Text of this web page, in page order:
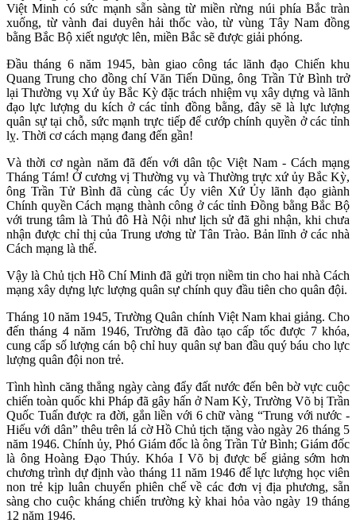
Việt Minh có sức mạnh sẵn sàng từ miền rừng núi phía Bắc tràn
xuống, từ vành đai duyên hải thốc vào, từ vùng Tây Nam đồng
bằng Bắc Bộ xiết ngược lên, miền Bắc sẽ được giải phóng.
Đầu tháng 6 năm 1945, bàn giao công tác lãnh đạo Chiến khu
Quang Trung cho đồng chí Văn Tiến Dũng, ông Trần Tử Bình trở
lại Thường vụ Xứ ủy Bắc Kỳ đặc trách nhiệm vụ xây dựng và lãnh
đạo lực lượng du kích ở các tỉnh đồng bằng, đây sẽ là lực lượng
quân sự tại chỗ, sức mạnh trực tiếp để cướp chính quyền ở các tỉnh
lỵ. Thời cơ cách mạng đang đến gần!
Và thời cơ ngàn năm đã đến với dân tộc Việt Nam - Cách mạng
Tháng Tám! Ở cương vị Thường vụ và Thường trực xứ ủy Bắc Kỳ,
ông Trần Tử Bình đã cùng các Ủy viên Xứ Ủy lãnh đạo giành
Chính quyền Cách mạng thành công ở các tỉnh Đồng bằng Bắc Bộ
với trung tâm là Thủ đô Hà Nội như lịch sử đã ghi nhận, khi chưa
nhận được chỉ thị của Trung ương từ Tân Trào. Bản lĩnh ở các nhà
Cách mạng là thế.
Vậy là Chủ tịch Hồ Chí Minh đã gửi trọn niềm tin cho hai nhà Cách
mạng xây dựng lực lượng quân sự chính quy đầu tiên cho quân đội.
Tháng 10 năm 1945, Trường Quân chính Việt Nam khai giảng. Cho
đến tháng 4 năm 1946, Trường đã đào tạo cấp tốc được 7 khóa,
cung cấp số lượng cán bộ chỉ huy quân sự ban đầu quý báu cho lực
lượng quân đội non trẻ.
Tình hình căng thẳng ngày càng đẩy đất nước đến bên bờ vực cuộc
chiến toàn quốc khi Pháp đã gây hấn ở Nam Kỳ, Trường Võ bị Trần
Quốc Tuấn được ra đời, gắn liền với 6 chữ vàng “Trung với nước -
Hiếu với dân” thêu trên lá cờ Hồ Chủ tịch tặng vào ngày 26 tháng 5
năm 1946. Chính ủy, Phó Giám đốc là ông Trần Tử Bình; Giám đốc
là ông Hoàng Đạo Thúy. Khóa I Võ bị được bế giảng sớm hơn
chương trình dự định vào tháng 11 năm 1946 để lực lượng học viên
non trẻ kịp luân chuyển phiên chế về các đơn vị địa phương, sẵn
sàng cho cuộc kháng chiến trường kỳ khai hỏa vào ngày 19 tháng
12 năm 1946.